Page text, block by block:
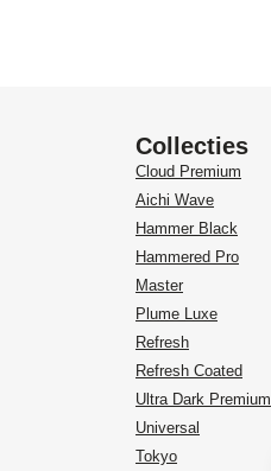
Collecties
Cloud Premium
Aichi Wave
Hammer Black
Hammered Pro
Master
Plume Luxe
Refresh
Refresh Coated
Ultra Dark Premium
Universal
Tokyo